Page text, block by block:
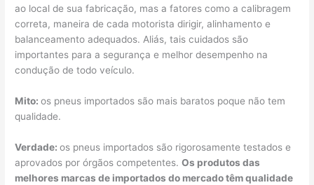
ao local de sua fabricação, mas a fatores como a calibragem
correta, maneira de cada motorista dirigir, alinhamento e
balanceamento adequados. Aliás, tais cuidados são
importantes para a segurança e melhor desempenho na
condução de todo veículo.
Mito:os pneus importados são mais baratos poque não tem
qualidade.
Verdade:os pneus importados são rigorosamente testados e
aprovados por órgãos competentes.Os produtos das
melhores marcas de importados do mercado têm qualidade